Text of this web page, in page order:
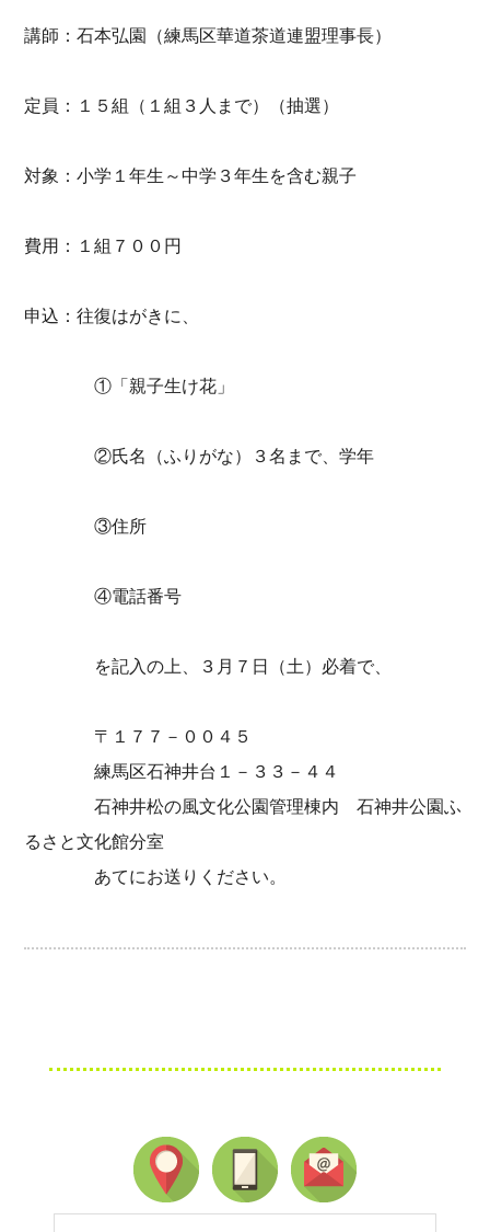
講師：石本弘園（練馬区華道茶道連盟理事長）
定員：１５組（１組３人まで）（抽選）
対象：小学１年生～中学３年生を含む親子
費用：１組７００円
申込：往復はがきに、
①「親子生け花」
②氏名（ふりがな）３名まで、学年
③住所
④電話番号
を記入の上、３月７日（土）必着で、
〒１７７－００４５
練馬区石神井台１－３３－４４
石神井松の風文化公園管理棟内 石神井公園ふ
るさと文化館分室
あてにお送りください。